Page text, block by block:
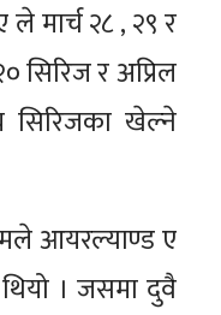
मार्च २८ , २९ र
सिरिज र अप्रिल
खेल्ने
आयरल्याण्ड ए
। जसमा दुवै